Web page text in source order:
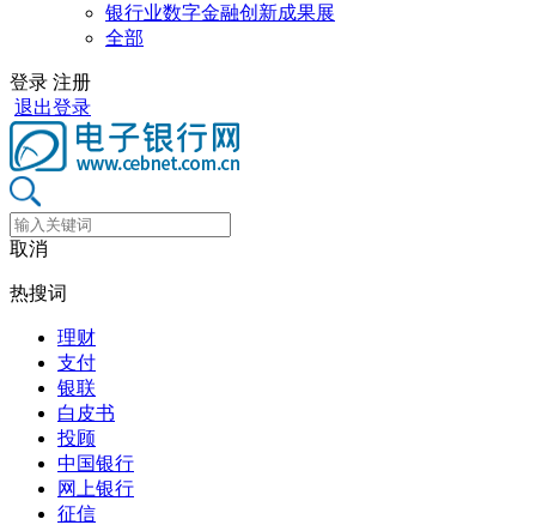
银行业数字金融创新成果展
全部
登录 注册
退出登录
取消
热搜词
理财
支付
银联
白皮书
投顾
中国银行
网上银行
征信